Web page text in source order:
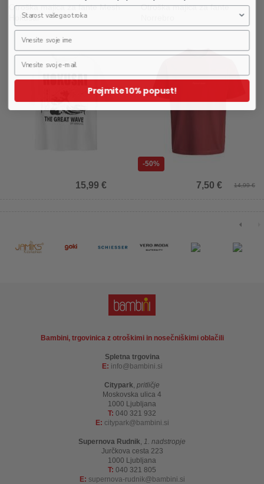
Otroška majica za fante Mesh
Hokusai
15,99 €
-50%
Otroška majica za fante
14,99 €
7,50 €
Bambini, trgovinica z otroškimi in nosečniškimi oblačili
Spletna trgovina
E: info bambini.si
Citypark, pritličje
Moskovska ulica 4
1000 Ljubljana
T: 040 321 932
E: citypark bambini.si
Supernova Rudnik, 1. nadstropje
Jurčkova cesta 223
1000 Ljubljana
T: 040 321 805
E: supernova-rudnik bambini.si
Prejmite 10% popust!